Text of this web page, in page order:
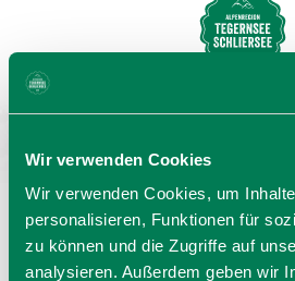
Wir verwenden Cookies
Wir verwenden Cookies, um
personalisieren, Funktionen für
zu können und die Zugriffe auf
analysieren. Außerdem geben wir
Sprache wählen: DE